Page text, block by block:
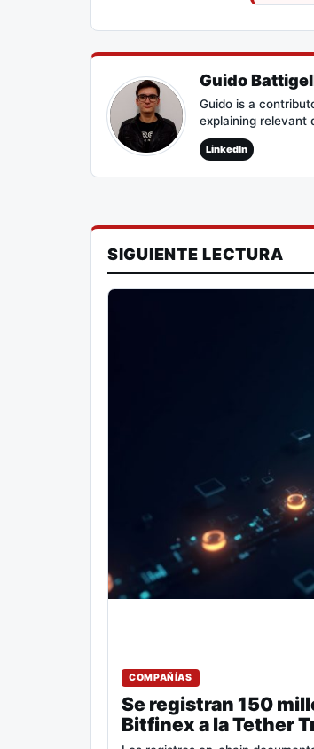
Guido
Guido is a
explaining relevant
LinkedIn
SIGUIENTE LECTURA
COMPAÑÍAS
Se registran 150
Bitfinex a la Tether